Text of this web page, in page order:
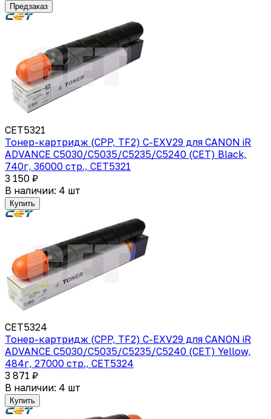
Предзаказ
CET5321
Тонер-картридж (CPP, TF2) C-EXV29 для CANON iR
ADVANCE C5030/C5035/C5235/C5240 (CET) Black,
740г, 36000 стр., CET5321
3 150 ₽
В наличии: 4 шт
Купить
CET5324
Тонер-картридж (CPP, TF2) C-EXV29 для CANON iR
ADVANCE C5030/C5035/C5235/C5240 (CET) Yellow,
484г, 27000 стр., CET5324
3 871 ₽
В наличии: 4 шт
Купить